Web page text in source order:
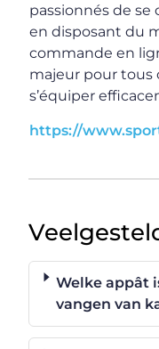
passionnés de
en disposant du
commande en
majeur pour tous
s’équiper
https://
Welke appât
vangen van